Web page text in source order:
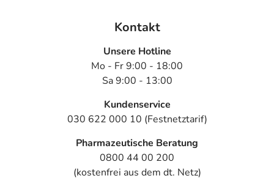
Kontakt
Unsere Hotline
Mo - Fr 9:00 - 18:00
Sa 9:00 - 13:00
Kundenservice
030 622 000 10 (Festnetztarif)
Pharmazeutische Beratung
0800 44 00 200
(kostenfrei aus dem dt. Netz)